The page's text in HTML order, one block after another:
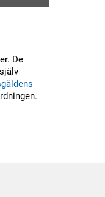
De